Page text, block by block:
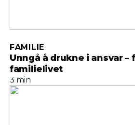
Unngå å drukne i ansvar –
familielivet
FAMILIE
3 min